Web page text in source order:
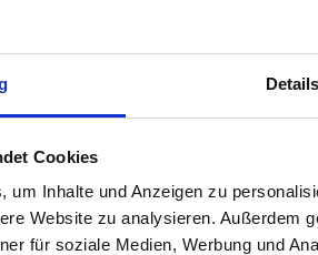
Details
Cookies
um Inhalte und Anzeigen zu
Website zu analysieren. Außerdem
für soziale Medien, Werbung und